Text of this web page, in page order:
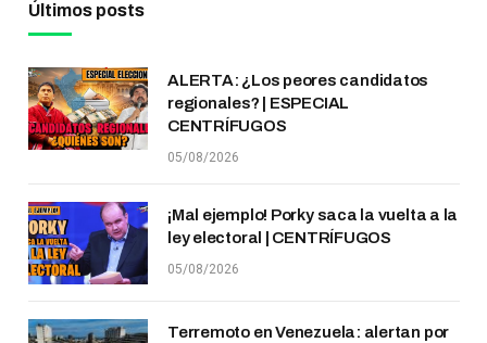
Últimos posts
ALERTA: ¿Los peores candidatos
regionales? | ESPECIAL
CENTRÍFUGOS
05/08/2026
¡Mal ejemplo! Porky saca la vuelta a la
ley electoral | CENTRÍFUGOS
05/08/2026
Terremoto en Venezuela: alertan por